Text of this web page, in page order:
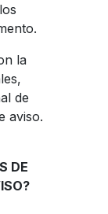
la
de
aviso.
DE